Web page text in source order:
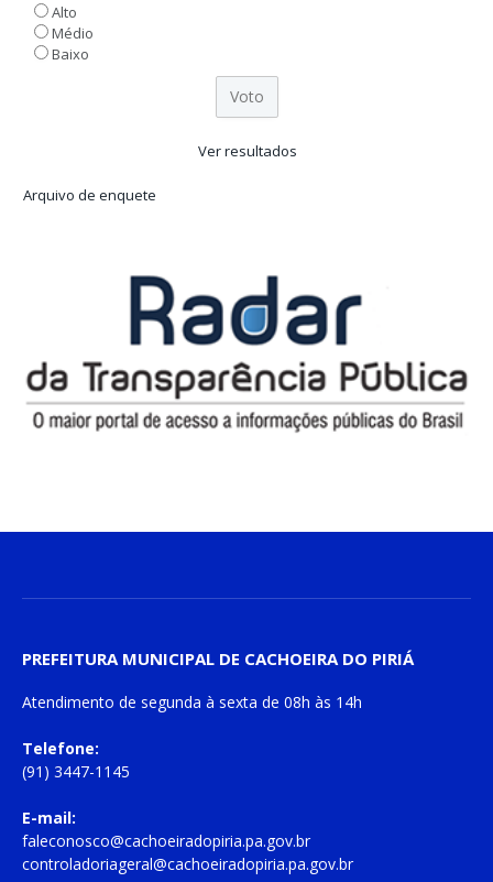
Alto
Médio
Baixo
Ver resultados
Arquivo de enquete
PREFEITURA MUNICIPAL DE CACHOEIRA DO PIRIÁ
Atendimento de segunda à sexta de 08h às 14h
Telefone:
(91) 3447-1145
E-mail:
faleconosco@cachoeiradopiria.pa.gov.br
controladoriageral@cachoeiradopiria.pa.gov.br